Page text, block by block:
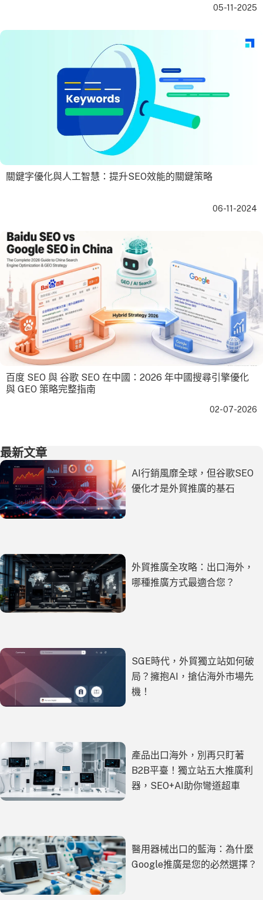
05-11-2025
關鍵字優化與人工智慧：提升SEO效能的關鍵策略
06-11-2024
百度 SEO 與 谷歌 SEO 在中國：2026 年中國搜尋引擎優化
與 GEO 策略完整指南
02-07-2026
最新文章
AI行銷風靡全球，但谷歌SEO
優化才是外貿推廣的基石
外貿推廣全攻略：出口海外，
哪種推廣方式最適合您？
SGE時代，外貿獨立站如何破
局？擁抱AI，搶佔海外市場先
機！
產品出口海外，別再只盯著
B2B平臺！獨立站五大推廣利
器，SEO+AI助你彎道超車
醫用器械出口的藍海：為什麼
Google推廣是您的必然選擇？